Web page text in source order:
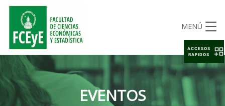
MENÚ
EVENTOS
ACCESOS
RAPIDOS